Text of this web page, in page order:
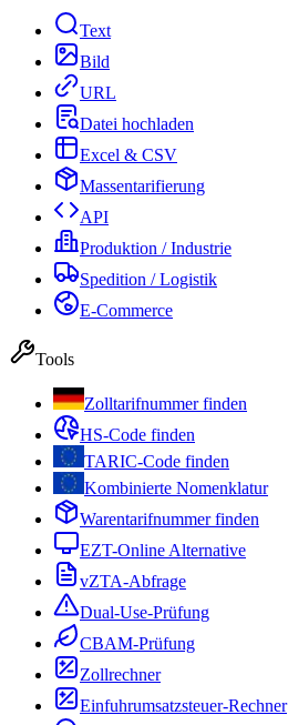
Text
Bild
URL
Datei hochladen
Excel & CSV
Massentarifierung
API
Produktion / Industrie
Spedition / Logistik
E-Commerce
Tools
Zolltarifnummer finden
HS-Code finden
TARIC-Code finden
Kombinierte Nomenklatur
Warentarifnummer finden
EZT-Online Alternative
vZTA-Abfrage
Dual-Use-Prüfung
CBAM-Prüfung
Zollrechner
Einfuhrumsatzsteuer-Rechner